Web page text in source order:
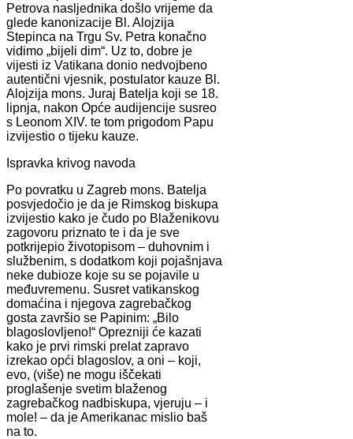
Petrova nasljednika došlo vrijeme da
glede kanonizacije Bl. Alojzija
Stepinca na Trgu Sv. Petra konačno
vidimo „bijeli dim“. Uz to, dobre je
vijesti iz Vatikana donio nedvojbeno
autentični vjesnik, postulator kauze Bl.
Alojzija mons. Juraj Batelja koji se 18.
lipnja, nakon Opće audijencije susreo
s Leonom XIV. te tom prigodom Papu
izvijestio o tijeku kauze.
Ispravka krivog navoda
Po povratku u Zagreb mons. Batelja
posvjedočio je da je Rimskog biskupa
izvijestio kako je čudo po Blaženikovu
zagovoru priznato te i da je sve
potkrijepio životopisom – duhovnim i
službenim, s dodatkom koji pojašnjava
neke dubioze koje su se pojavile u
međuvremenu. Susret vatikanskog
domaćina i njegova zagrebačkog
gosta završio se Papinim: „Bilo
blagoslovljeno!“ Oprezniji će kazati
kako je prvi rimski prelat zapravo
izrekao opći blagoslov, a oni – koji,
evo, (više) ne mogu iščekati
proglašenje svetim blaženog
zagrebačkog nadbiskupa, vjeruju – i
mole! – da je Amerikanac mislio baš
na to.